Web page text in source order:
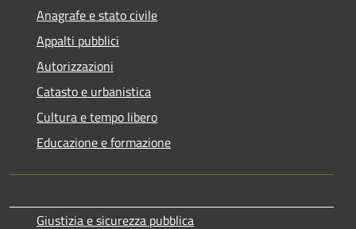
Anagrafe e stato civile
Appalti pubblici
Autorizzazioni
Catasto e urbanistica
Cultura e tempo libero
Educazione e formazione
Giustizia e sicurezza pubblica